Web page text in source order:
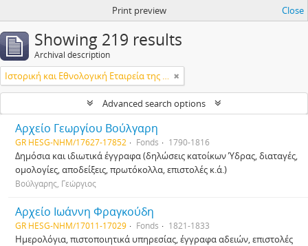
Print preview Close
Showing 219 results
Archival description
Ιστορική και Εθνολογική Εταιρεία της Ελλάδος
Advanced search options
Αρχείο Γεωργίου Βούλγαρη
GR HESG-NHM/17627-17852 Fonds 1790-1816
Δημόσια και ιδιωτικά έγγραφα (δηλώσεις κατοίκων Ύδρας, διαταγές,
ομολογίες, αποδείξεις, πρωτόκολλα, επιστολές κ.ά.)
Βούλγαρης, Γεώργιος
Αρχείο Ιωάννη Φραγκούδη
GR HESG-NHM/17011-17029 Fonds 1821-1833
Ημερολόγια, πιστοποιητικά υπηρεσίας, έγγραφα αδειών, επιστολές